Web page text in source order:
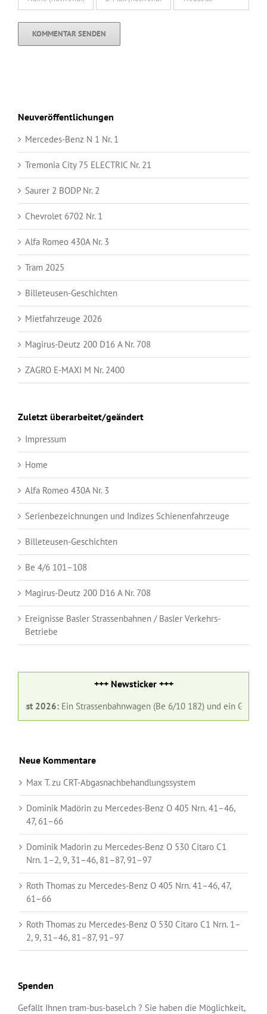
Neuveröffentlichungen
Mercedes-Benz N 1 Nr. 1
Tremonia City 75 ELECTRIC Nr. 21
Saurer 2 BODP Nr. 2
Chevrolet 6702 Nr. 1
Alfa Romeo 430A Nr. 3
Tram 2025
Billeteusen-Geschichten
Mietfahrzeuge 2026
Magirus-Deutz 200 D16 A Nr. 708
ZAGRO E-MAXI M Nr. 2400
Zuletzt überarbeitet/geändert
Impressum
Home
Alfa Romeo 430A Nr. 3
Serienbezeichnungen und Indizes Schienenfahrzeuge
Billeteusen-Geschichten
Be 4/6 101–108
Magirus-Deutz 200 D16 A Nr. 708
Ereignisse Basler Strassenbahnen / Basler Verkehrs-
Betriebe
+++ Newsticker +++
2026: Ein Strassenbahnwagen (Be 6/10 182) und ein Gelenkbus
Neue Kommentare
Max T.zu CRT-Abgasnachbehandlungssystem
Dominik Madörin zu Mercedes-Benz O 405 Nrn. 41–46,
47, 61–66
Dominik Madörin zu Mercedes-Benz O 530 Citaro C1
Nrn. 1–2, 9, 31–46, 81–87, 91–97
Roth Thomas zu Mercedes-Benz O 405 Nrn. 41–46, 47,
61–66
Roth Thomas zu Mercedes-Benz O 530 Citaro C1 Nrn. 1–
2, 9, 31–46, 81–87, 91–97
Spenden
Gefällt Ihnen tram-bus-basel.ch ? Sie haben die Möglichkeit,